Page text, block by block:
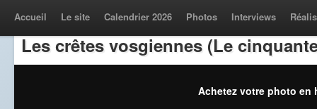
Accueil Le site Calendrier 2026 Photos Interviews
Les crêtes vosgiennes (Le
Achetez votre photo en